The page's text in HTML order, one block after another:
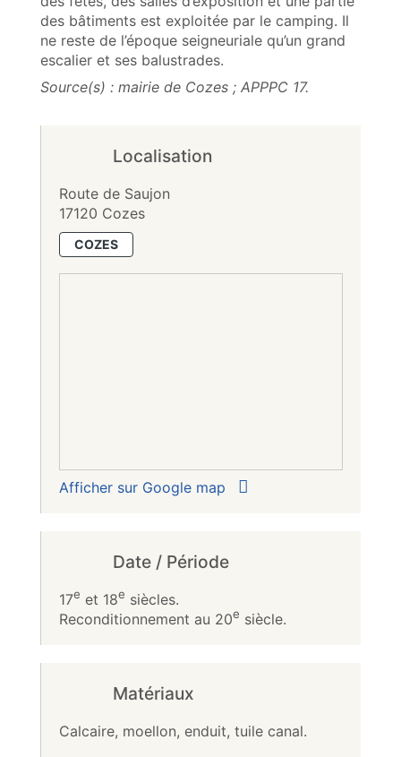
des bâtiments est exploitée par le camping. Il
ne reste de l’époque seigneuriale qu’un grand
escalier et ses balustrades.
Source(s) : mairie de Cozes ; APPPC 17.
Localisation
Route de Saujon
17120 Cozes
COZES
Afficher sur Google map
Date / Période
17e et 18e siècles.
Reconditionnement au 20e siècle.
Matériaux
Calcaire, moellon, enduit, tuile canal.